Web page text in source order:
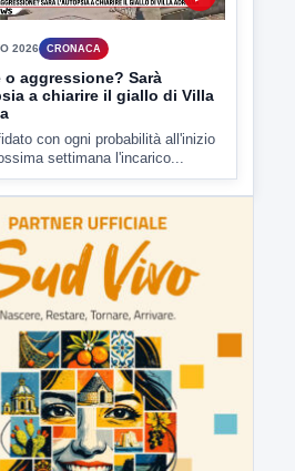
▶
o aggressione? Sarà
a chiarire il giallo di Villa
con ogni probabilità all'inizio
settimana l'incarico...